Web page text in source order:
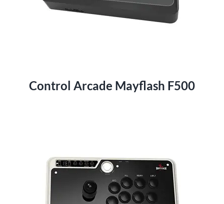
Control Arcade Mayflash F500